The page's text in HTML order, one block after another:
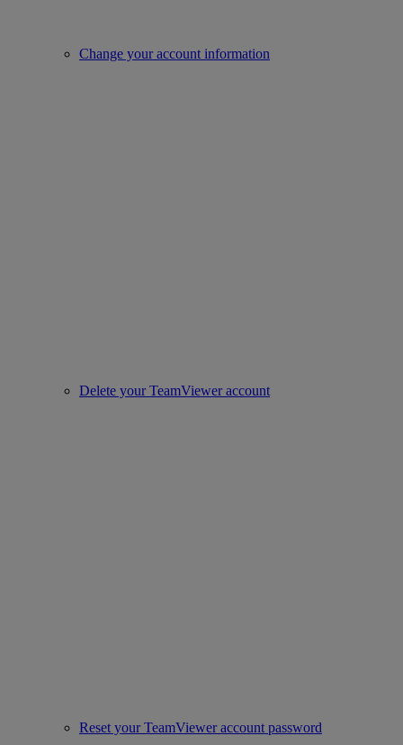
Change your account information
Delete your TeamViewer account
Reset your TeamViewer account password